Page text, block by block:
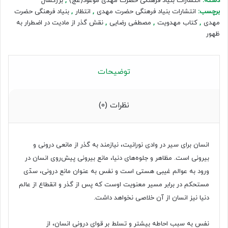
اضطرار
به
ظهور
عدد
برچسب: انتشارات بنیاد فرهنگی حضرت مهدی , انتظار , بنیاد فرهنگی حضرت
مهدی , کتاب مهدویت , مصطفی رضایی , نقش گذر از مادیت در اضطرار به
ظهور
توضیحات
نظرات (0)
انسان برای سیر در وادی نورانیت، نیازمند به گذر از مانعی درونی و
بیرونی است. مظاهر و جلوه‌های دنیا، مانع بیرونی پیش روی انسان در
ورود به عوالم غیبی هستی است و نفس به عنوان مانع درونی، سدّی
مستحکم در برابر مسیر معنویت اوست که پس از گذر و انقطاع از عالم
دنیا نیز انسان از آن خلاصی نخواهد داشت.
نفس به سبب احاطه بیشتر و تسلط بر قوای درونی انسان، از